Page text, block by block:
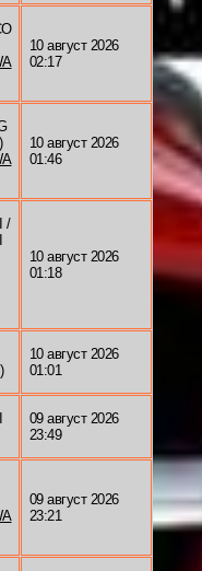
10 август 2026
02:17
10 август 2026
01:46
/
10 август 2026
01:18
)
10 август 2026
01:01
09 август 2026
23:49
09 август 2026
23:21